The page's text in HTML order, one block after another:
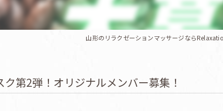
山形のリラクゼーションマッサージなら
第2弾！オリジナルメンバー募集！